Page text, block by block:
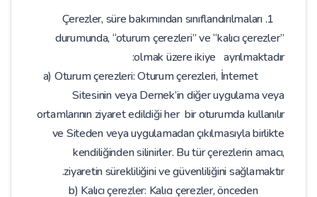
1. Çerezler, süre bakımından sınıflandırılmaları
durumunda, “oturum çerezleri” ve “kalıcı çerezler”
olmak üzere ikiye ayrılmaktadır:
a) Oturum çerezleri: Oturum çerezleri, İnternet
Sitesinin veya Dernek’in diğer uygulama veya
ortamlarının ziyaret edildiği her bir oturumda kullanılır
ve Siteden veya uygulamadan çıkılmasıyla birlikte
kendiliğinden silinirler. Bu tür çerezlerin amacı,
ziyaretin sürekliliğini ve güvenliliğini sağlamaktır.
b) Kalıcı çerezler: Kalıcı çerezler, önceden